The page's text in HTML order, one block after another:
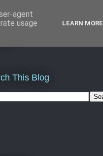
This Blog
agent
usage
LEARN MORE